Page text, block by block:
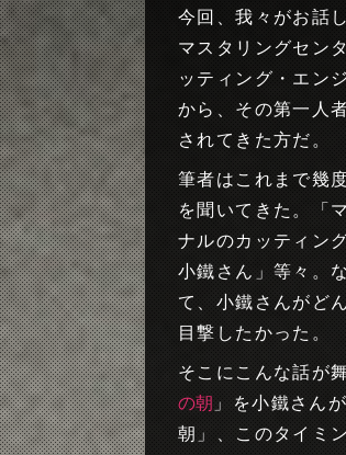
今回、我々がお話
マスタリングセン
ッティング・エン
から、その第一人
されてきた方だ。
筆者はこれまで幾
を聞いてきた。「
ナルのカッティン
小鐵さん」等々。
て、小鐵さんがど
目撃したかった。
そこにこんな話が
の朝 」を小鐵さん
朝」、このタイミ